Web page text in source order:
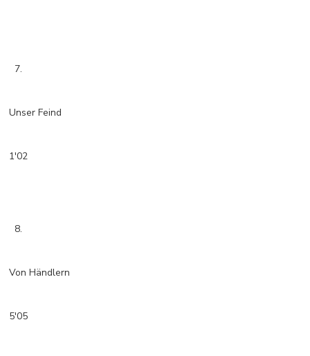
7.
Unser Feind
1'02
8.
Von Händlern
5'05